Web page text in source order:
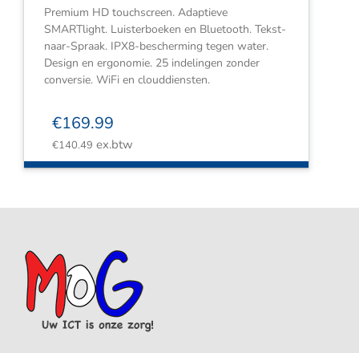
Premium HD touchscreen. Adaptieve
SMARTlight. Luisterboeken en Bluetooth. Tekst-
naar-Spraak. IPX8-bescherming tegen water.
Design en ergonomie. 25 indelingen zonder
conversie. WiFi en clouddiensten.
€169.99
€140.49 ex.btw